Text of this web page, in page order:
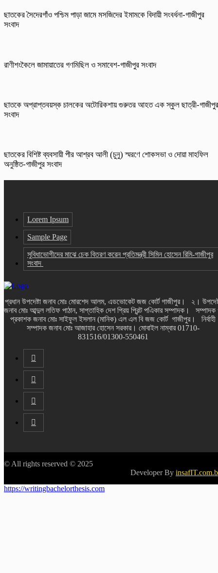
ছাতকের সৈদেরগাঁও পশ্চিম পাড়া জামে মসজিদের ইমামকে বিদায়ী সংবর্ধনা-গাজীপুর
সংবাদ
রাণীশংকৈলে জামায়াতের গণমিছিল ও সমাবেশ-গাজীপুর সংবাদ
ছাতকে অপ্রাপ্তবয়স্ক চালকের অটোরিকশায় গুরুতর আহত এক স্কুল ছাত্রী-গাজীপুর
সংবাদ
ছাতকের বিশিষ্ট ব্যবসায়ী পীর আশ্রব আলী (চুনু) স্মরণে শোকসভা ও দোয়া মাহফিল
অনুষ্ঠিত-গাজীপুর সংবাদ
Lorem Ipsum
Sample Page
সুবিধাভোগীদের মাঝে চেক বিতরণ করেন প্রতিমন্ত্রী সিমিন হোসেন রিমি-গাজীপুর
সংবাদ
প্রধান উপদেষ্টা জনাব মোঃ মোরশেদ আলম, এডভোকেট জজ কোর্ট গাজীপুর। ২।
জনাব মোঃ আব্দুল লতিফ পাঠান, সাপ্তাহিক দেশ প্রিয় প্রিন্ট পএিকার সম্পাদক।
প্রকাশক জনাব মোঃ সাইফুল ইসলান (মানিক) এল এল বি জজ কোর্ট গাজীপুর। নির্বাহী
সম্পাদক জনাব মোঃ আজাহার হোসেন সরকার। মোবাইল নাম্বার 01710-
831516/01300-550461
© All rights reserved © 2025
Developer By
https://writingbachelorthesis.com